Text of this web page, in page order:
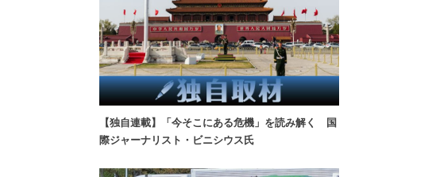
【独自連載】「今そこにある危機」を読み解く 国
際ジャーナリスト・ビニシウス氏